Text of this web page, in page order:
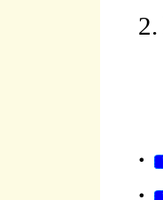
・